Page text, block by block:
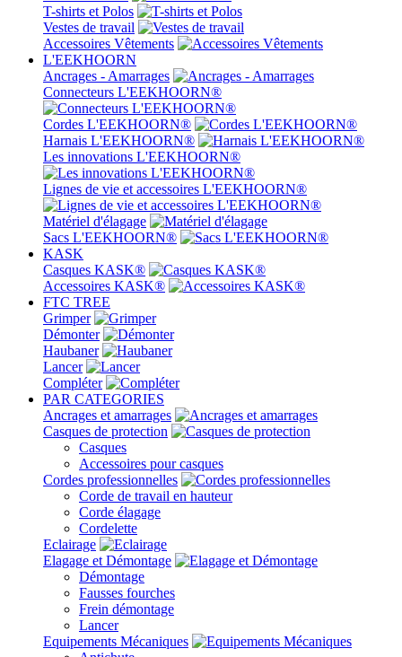
T-shirts et Polos
Vestes de travail
Accessoires Vêtements
L'EEKHOORN
Ancrages - Amarrages
Connecteurs L'EEKHOORN®
Cordes L'EEKHOORN®
Harnais L'EEKHOORN®
Les innovations L'EEKHOORN®
Lignes de vie et accessoires L'EEKHOORN®
Matériel d'élagage
Sacs L'EEKHOORN®
KASK
Casques KASK®
Accessoires KASK®
FTC TREE
Grimper
Démonter
Haubaner
Lancer
Compléter
PAR CATEGORIES
Ancrages et amarrages
Casques de protection
Casques
Accessoires pour casques
Cordes professionnelles
Corde de travail en hauteur
Corde élagage
Cordelette
Eclairage
Elagage et Démontage
Démontage
Fausses fourches
Frein démontage
Lancer
Equipements Mécaniques